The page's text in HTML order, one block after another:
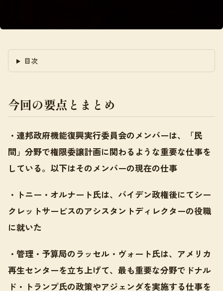
目次
今回の要点とまとめ
・連邦政府機能復興実行委員会のメンバーは、「民
間」分野で権限委譲計画に関わるような重要な仕事を
している。以下はそのメンバーの現在の仕事
・トニー・オルナート氏は、バイデン政権後にてシー
クレットサービスのアシスタントディレクターの役職
に就いた
・管理・予算局のラッセル・ヴォート氏は、アメリカ
再生センターを立ち上げて、最も重要な分野でドナル
ド・トランプ氏の政策やアジェンダを実施する仕事を